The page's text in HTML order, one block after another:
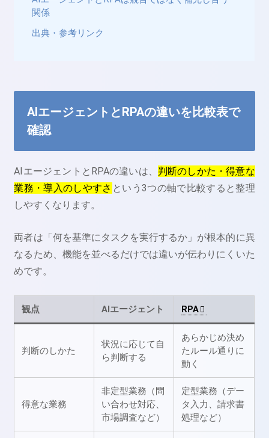
関係
出典・参考リンク
AIエージェントとRPAの違いを比較表で
確認
AIエージェントとRPAの違いは、 判断のしかた・得意な
業務・導入のしやすさ という3つの軸で比較すると整理
しやすくなります。
両者は「何を基準にタスクを実行するか」が根本的に異
なるため、機能を並べるだけでは違いが伝わりにくいた
めです。
観点 AIエージェント RPA
判断のしかた
状況に応じて自
ら判断する
あらかじめ決め
たルール通りに
動く
得意な業務
非定型業務（問
い合わせ対応、
市場調査など）
定型業務（デー
タ入力、請求書
処理など）